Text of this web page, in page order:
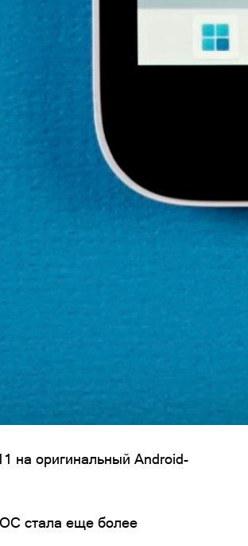
на оригинальный Android-
ОС стала еще более